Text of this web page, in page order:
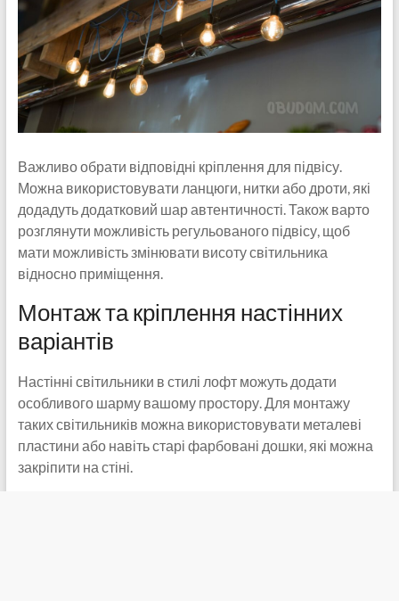
Важливо обрати відповідні кріплення для підвісу.
Можна використовувати ланцюги, нитки або дроти, які
додадуть додатковий шар автентичності. Також варто
розглянути можливість регульованого підвісу, щоб
мати можливість змінювати висоту світильника
відносно приміщення.
Монтаж та кріплення настінних
варіантів
Настінні світильники в стилі лофт можуть додати
особливого шарму вашому простору. Для монтажу
таких світильників можна використовувати металеві
пластини або навіть старі фарбовані дошки, які можна
закріпити на стіні.